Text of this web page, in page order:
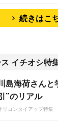
続きはこ
イチオシ特
島海荷さんと
”のリアル
リコンタイアップ特集